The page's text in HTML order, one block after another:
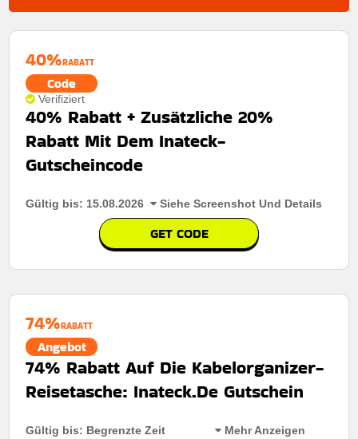
40%RABATT
Code
Verifiziert
40% Rabatt + Zusätzliche 20%
Rabatt Mit Dem Inateck-
Gutscheincode
Gültig bis: 15.08.2026 Siehe Screenshot Und Details
GET CODE
Rabatt: 40% rabatt auf hüllen für samsung galaxy tab
74%RABATT
Angebot
74% Rabatt Auf Die Kabelorganizer-
Reisetasche: Inateck.De Gutschein
Gültig bis: Begrenzte Zeit Mehr Anzeigen